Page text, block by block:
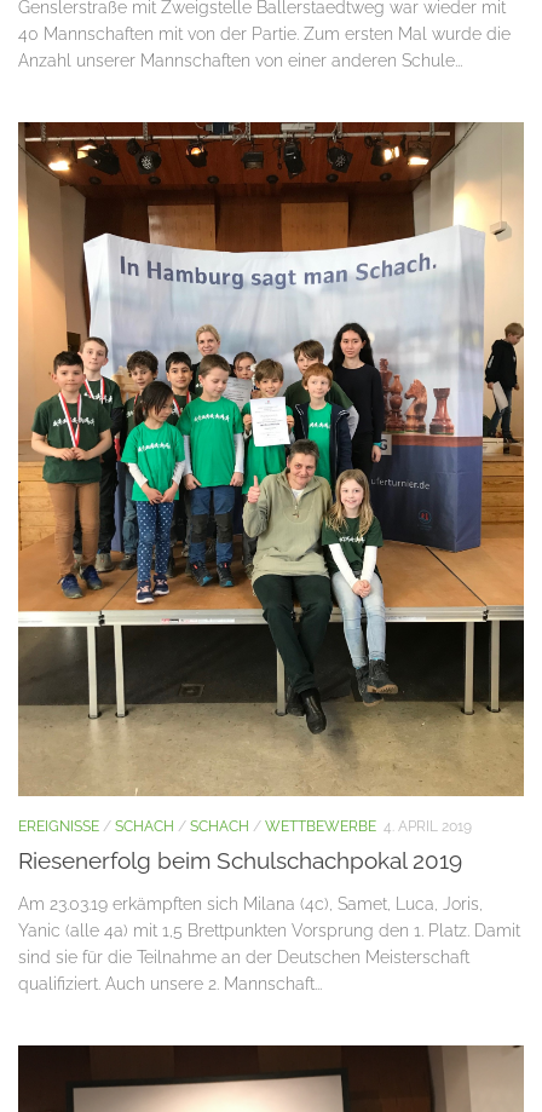
Genslerstraße mit Zweigstelle Ballerstaedtweg war wieder mit
40 Mannschaften mit von der Partie. Zum ersten Mal wurde die
Anzahl unserer Mannschaften von einer anderen Schule...
EREIGNISSE / SCHACH / SCHACH / WETTBEWERBE 4. APRIL 2019
Riesenerfolg beim Schulschachpokal 2019
Am 23.03.19 erkämpften sich Milana (4c), Samet, Luca, Joris,
Yanic (alle 4a) mit 1,5 Brettpunkten Vorsprung den 1. Platz. Damit
sind sie für die Teilnahme an der Deutschen Meisterschaft
qualifiziert. Auch unsere 2. Mannschaft...